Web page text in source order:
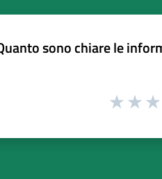
sono chiare le